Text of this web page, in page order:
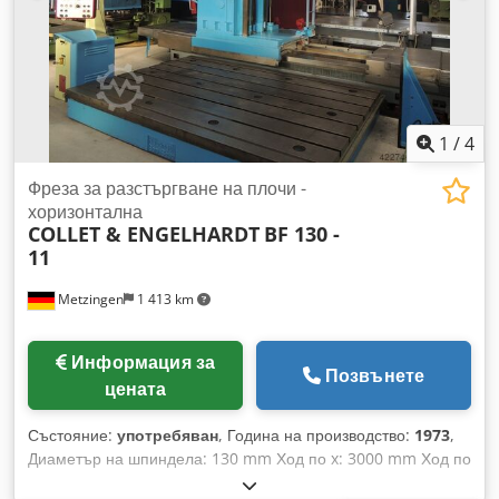
1 /4
Metzingen 1 413 km
Фреза за разстъргване на плочи -
хоризонтална
COLLET & ENGELHARDT BF 130 -
11
Информация за
цената
Позвънете
Състояние: употребяван, Година на производство: 1973,
Диаметър на шпиндела: 130 mm Ход по x: 3000 mm Ход по
y: 2000 mm Обща необходима мощност: 4,5 kW Тегло на